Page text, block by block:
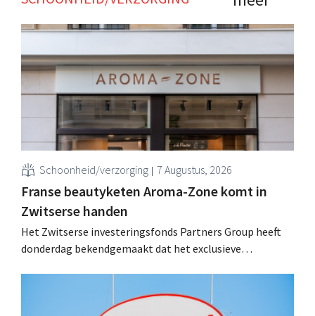
Schoonheid/verzorging 7 Augustus, 2026
Franse beautyketen Aroma-Zone komt in
Zwitserse handen
Het Zwitserse investeringsfonds Partners Group heeft
donderdag bekendgemaakt dat het exclusieve
over te nemen van de holding Eurazeo.